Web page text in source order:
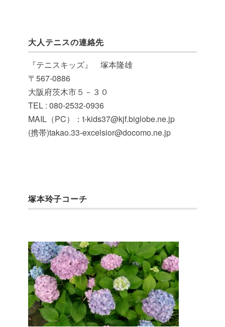
大人テニスの連絡先
『テニスキッズ』 塚本隆雄
〒567-0886
大阪府茨木市５－３０
TEL : 080-2532-0936
MAIL（PC）：t-kids37@kjf.biglobe.ne.jp
(携帯)takao.33-excelsior@docomo.ne.jp
塚本玲子コーチ